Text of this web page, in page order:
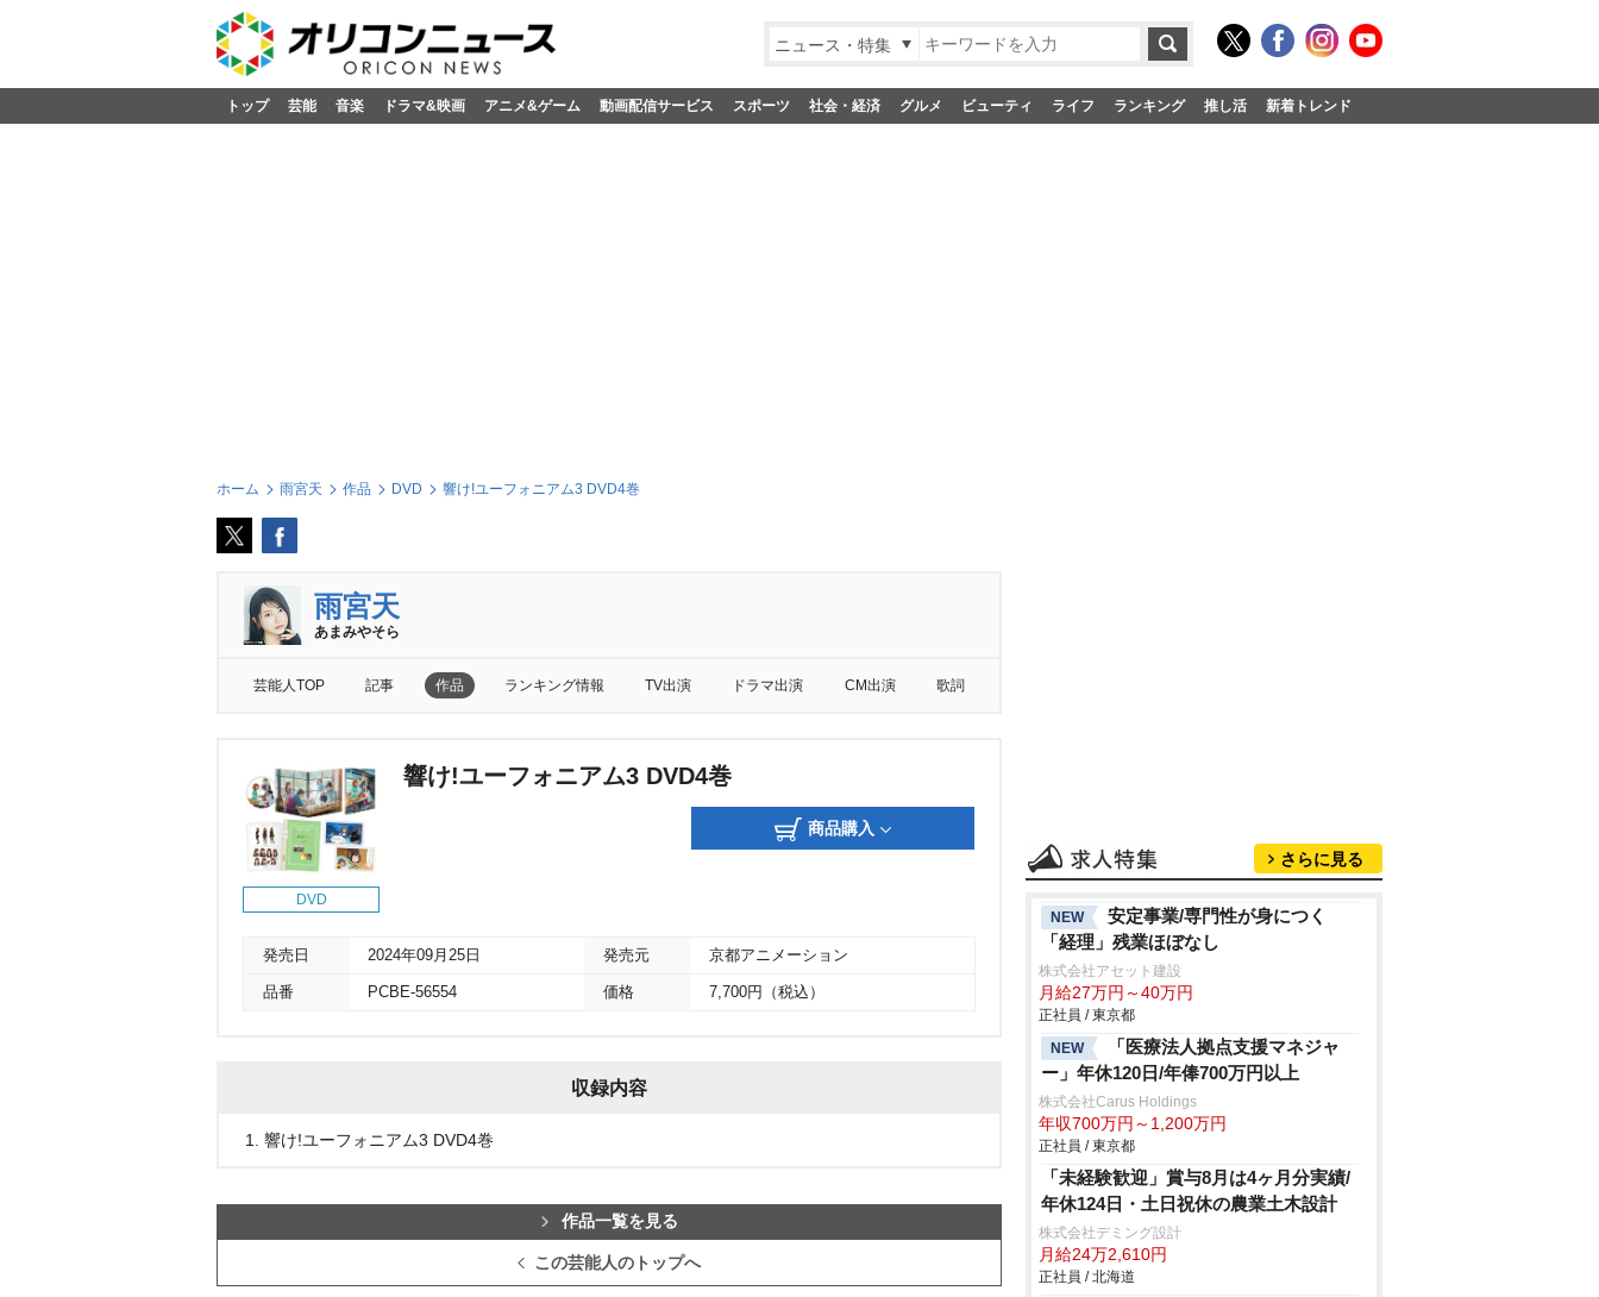
ニュース・特集
トップ 芸能 音楽 ドラマ&映画 アニメ&ゲーム 動画配信サービス スポーツ 社会・経済 グルメ ビューティ ライフ ランキング 推し活 新着トレンド
ホーム 雨宮天 作品 DVD 響け!ユーフォニアム3 DVD4巻
雨宮天
あまみやそら
芸能人TOP 記事 作品 ランキング情報 TV出演 ドラマ出演 CM出演 歌詞
DVD
響け!ユーフォニアム3 DVD4巻
商品購入
発売日 2024年09月25日 発売元 京都アニメーション
品番 PCBE-56554 価格 7,700円（税込）
収録内容
1. 響け!ユーフォニアム3 DVD4巻
作品一覧を見る
この芸能人のトップへ
さらに見る
NEW
安定事業/専門性が身につく
「経理」残業ほぼなし
株式会社アセット建設
月給27万円～40万円
正社員 / 東京都
NEW
「医療法人拠点支援マネジャ
ー」年休120日/年俸700万円以上
株式会社Carus Holdings
年収700万円～1,200万円
正社員 / 東京都
「未経験歓迎」賞与8月は4ヶ月分実績/
年休124日・土日祝休の農業土木設計
株式会社デミング設計
月給24万2,610円
正社員 / 北海道